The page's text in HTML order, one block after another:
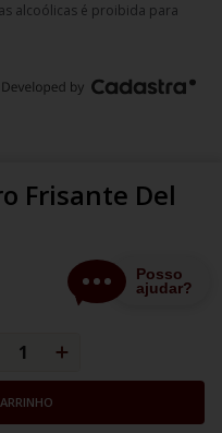
Frisante Del
alcoólicas é proibida para